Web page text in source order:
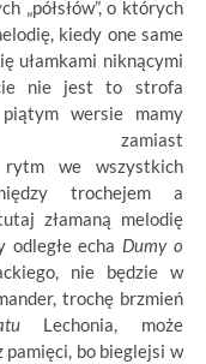
„półsłów”, o których
kiedy one same
ułamkami niknącymi
nie jest to strofa
wersie mamy
zamiast
rytm we wszystkich
trochejem a
złamaną melodię
odległe echa Dumy o
nie będzie w
trochę brzmień
Lechonia, może
pamięci, bo bieglejsi w